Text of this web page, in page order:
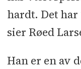
hardt. Det
sier Røed
Han er en av